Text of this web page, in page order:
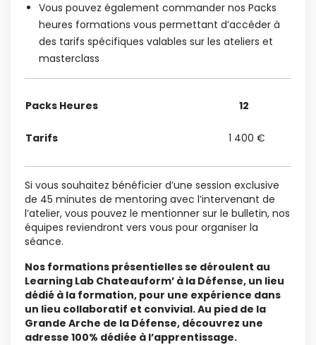
Vous pouvez également commander nos Packs
heures formations vous permettant d’accéder à
des tarifs spécifiques valables sur les ateliers et
masterclass
Packs Heures 12
Tarifs 1 400 €
Si vous souhaitez bénéficier d’une session exclusive
de 45 minutes de mentoring avec l’intervenant de
l’atelier, vous pouvez le mentionner sur le bulletin, nos
équipes reviendront vers vous pour organiser la
séance.
Nos formations présentielles se déroulent au
Learning Lab Chateauform’ à la Défense, un lieu
dédié à la formation, pour une expérience dans
un lieu collaboratif et convivial. Au pied de la
Grande Arche de la Défense, découvrez une
adresse 100% dédiée à l’apprentissage.